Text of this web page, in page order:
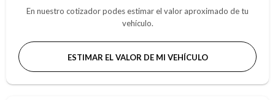
En nuestro cotizador podes estimar el valor aproximado de tu
vehículo.
ESTIMAR EL VALOR DE MI VEHÍCULO